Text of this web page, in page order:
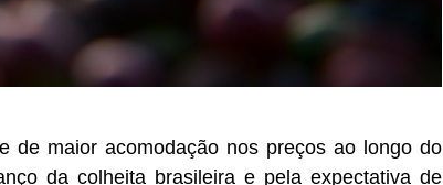
de maior acomodação nos preços ao longo do
da colheita brasileira e pela expectativa de